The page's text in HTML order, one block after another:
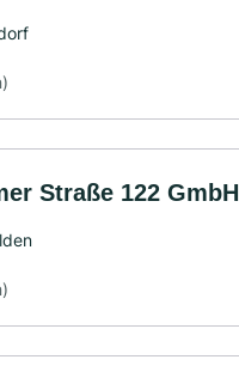
Straße 122 GmbH